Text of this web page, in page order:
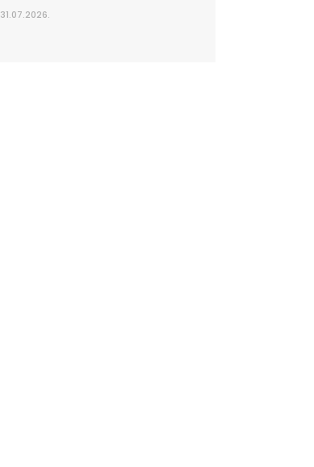
31.07.2026.